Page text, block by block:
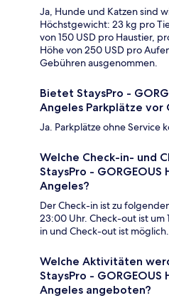
Ja, Hunde und Katzen sind
Höchstgewicht: 23 kg pro
von 150 USD pro Haustier,
Höhe von 250 USD pro
Gebühren ausgenommen.
Bietet StaysPro -
Angeles Parkplätze vor
Ja. Parkplätze ohne Service
Welche Check-in- und
StaysPro -
Angeles?
Der Check-in ist zu
23:00 Uhr. Check-out ist um
in und Check-out ist möglich.
Welche Aktivitäten
StaysPro -
Angeles angeboten?